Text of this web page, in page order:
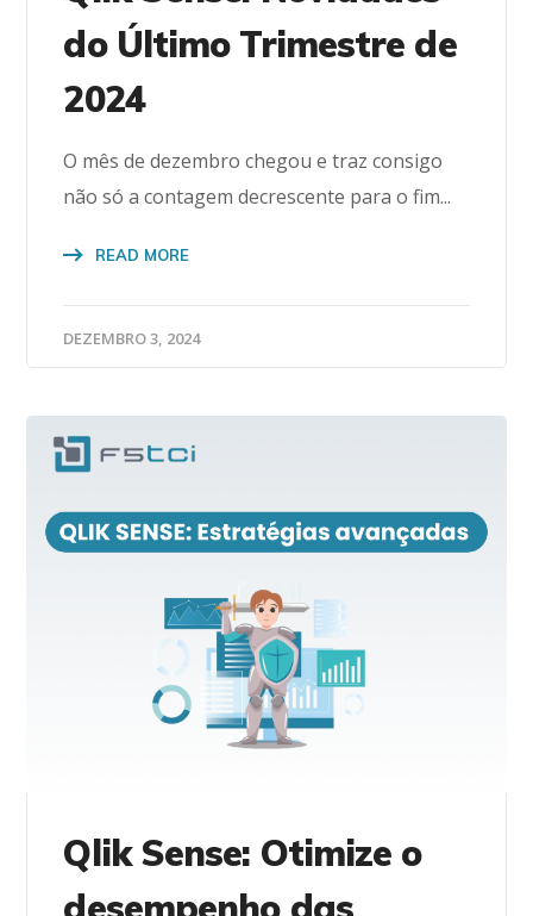
do Último Trimestre de
2024
O mês de dezembro chegou e traz consigo
não só a contagem decrescente para o fim...
READ MORE
DEZEMBRO 3, 2024
Qlik Sense: Otimize o